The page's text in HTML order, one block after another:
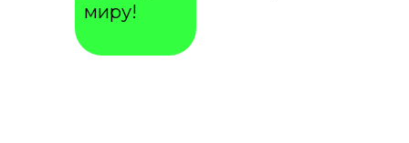
миру!